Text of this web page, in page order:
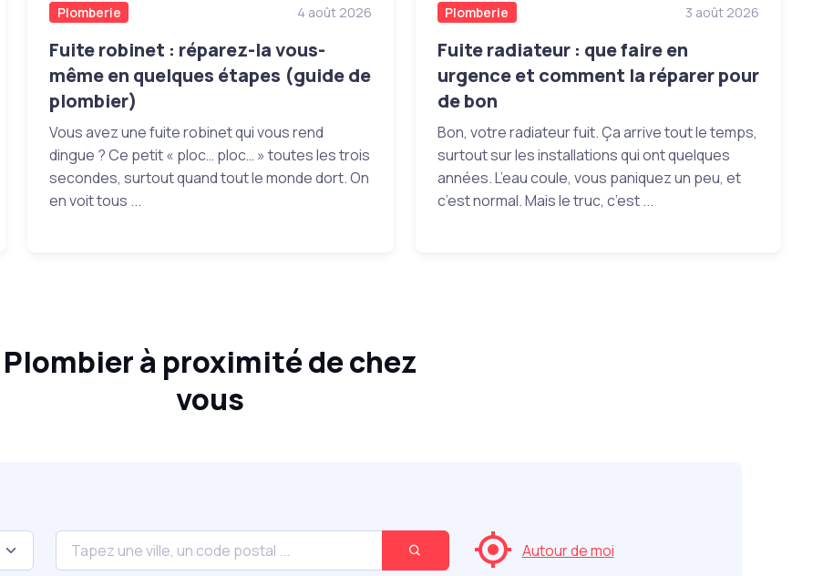
Plomberie 4 août 2026
Fuite robinet : réparez-la vous-
même en quelques étapes (guide de
plombier)
Vous avez une fuite robinet qui vous rend
dingue ? Ce petit « ploc… ploc… » toutes les trois
secondes, surtout quand tout le monde dort. On
en voit tous ...
Plomberie 3 août 2026
Fuite radiateur : que faire en
urgence et comment la réparer pour
de bon
Bon, votre radiateur fuit. Ça arrive tout le temps,
surtout sur les installations qui ont quelques
années. L’eau coule, vous paniquez un peu, et
c’est normal. Mais le truc, c’est ...
Plombier à proximité de chez
vous
Autour de moi